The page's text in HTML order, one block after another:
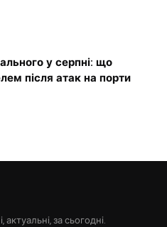
у серпні: що
після атак на порти
за сьогодні.